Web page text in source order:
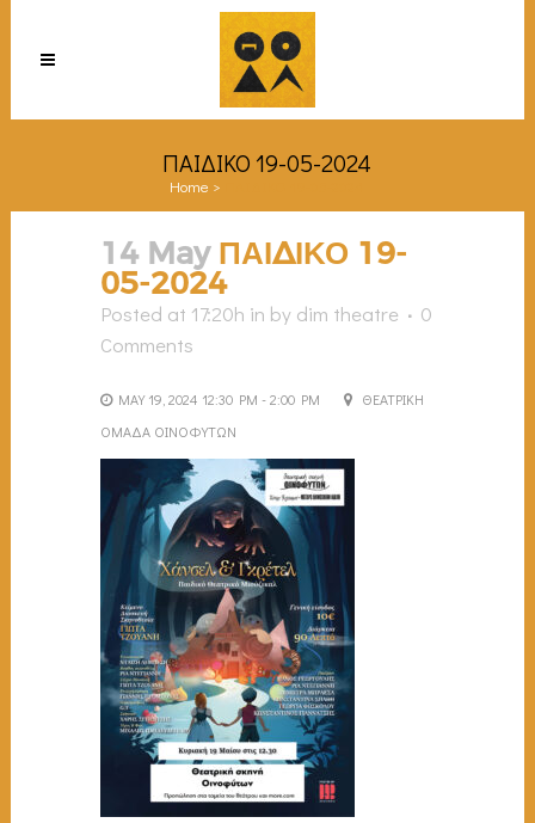
ΠΑΙΔΙΚΟ 19-05-2024
Home >
14 MayΠΑΙΔΙΚΟ 19-
05-2024
Posted at 17:20h in by dim theatre
0
Comments
MAY 19, 2024 12:30 PM - 2:00 PM
ΘΕΑΤΡΙΚΗ
ΟΜΑΔΑ ΟΙΝΟΦΥΤΩΝ